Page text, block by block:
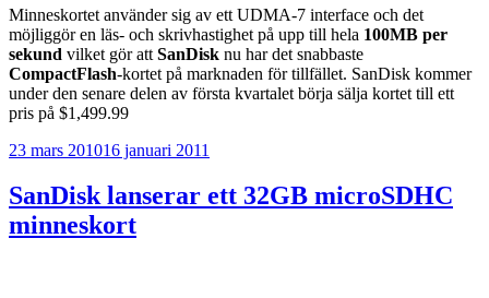
Minneskortet använder sig av ett UDMA-7 interface och det
möjliggör en läs- och skrivhastighet på upp till hela 100MB per
sekund vilket gör att SanDisk nu har det snabbaste
CompactFlash-kortet på marknaden för tillfället. SanDisk kommer
under den senare delen av första kvartalet börja sälja kortet till ett
pris på $1,499.99
Publicerat
23 mars 201016 januari 2011
SanDisk lanserar ett 32GB microSDHC
minneskort